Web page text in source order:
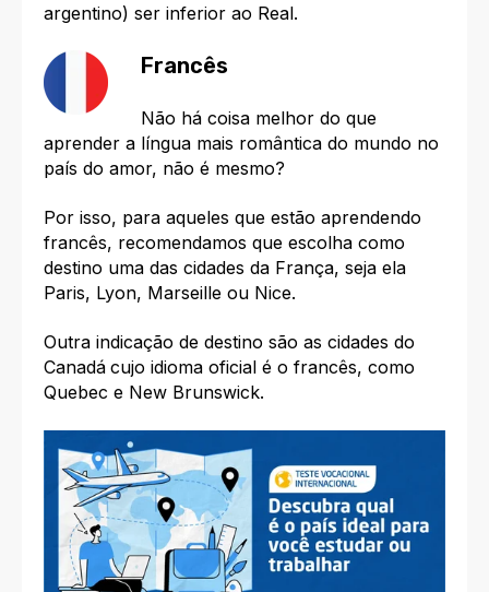
argentino) ser inferior ao Real.
Francês
Não há coisa melhor do que
aprender a língua mais romântica do mundo no
país do amor, não é mesmo?
Por isso, para aqueles que estão aprendendo
francês, recomendamos que escolha como
destino uma das cidades da França, seja ela
Paris, Lyon, Marseille ou Nice.
Outra indicação de destino são as cidades do
Canadá cujo idioma oficial é o francês, como
Quebec e New Brunswick.